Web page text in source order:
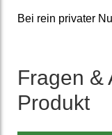
Bei rein privater
Fragen &
Produkt